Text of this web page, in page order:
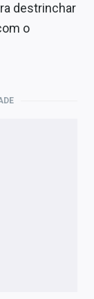
destrinchar
o